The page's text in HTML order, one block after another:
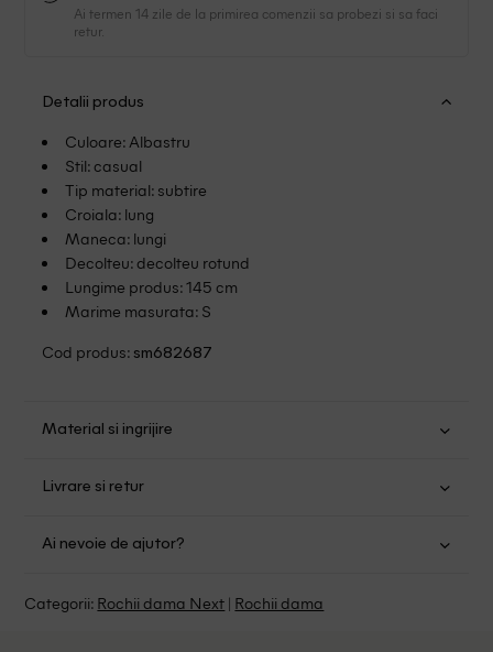
Ai termen 14 zile de la primirea comenzii sa probezi si sa faci
retur.
Detalii produs
Culoare: Albastru
Stil: casual
Tip material: subtire
Croiala: lung
Maneca: lungi
Decolteu: decolteu rotund
Lungime produs: 145 cm
Marime masurata: S
Cod produs: sm682687
Material si ingrijire
Nu folositi inalbitor
Uscare normala, prin centrifugare
Fara curatare chimica
Livrare si retur
mare de 149.00 lei.
Ai nevoie de ajutor?
Categorii: Rochii dama Next | Rochii dama